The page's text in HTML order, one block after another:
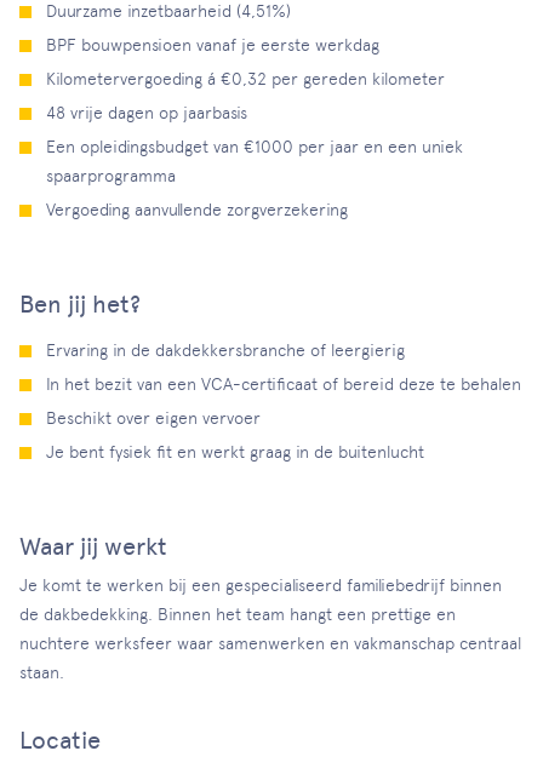
Duurzame inzetbaarheid (4,51%)
BPF bouwpensioen vanaf je eerste werkdag
Kilometervergoeding á €0,32 per gereden kilometer
48 vrije dagen op jaarbasis
Een opleidingsbudget van €1000 per jaar en een uniek
spaarprogramma
Vergoeding aanvullende zorgverzekering
Ben jij het?
Ervaring in de dakdekkersbranche of leergierig
In het bezit van een VCA-certificaat of bereid deze te behalen
Beschikt over eigen vervoer
Je bent fysiek fit en werkt graag in de buitenlucht
Waar jij werkt
Je komt te werken bij een gespecialiseerd familiebedrijf binnen
de dakbedekking. Binnen het team hangt een prettige en
nuchtere werksfeer waar samenwerken en vakmanschap centraal
staan.
Locatie